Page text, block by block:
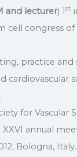
and lecturer) 1st
cell congress
practice and
cardiovascular
for Vascular
annual
Bologna, Italy.